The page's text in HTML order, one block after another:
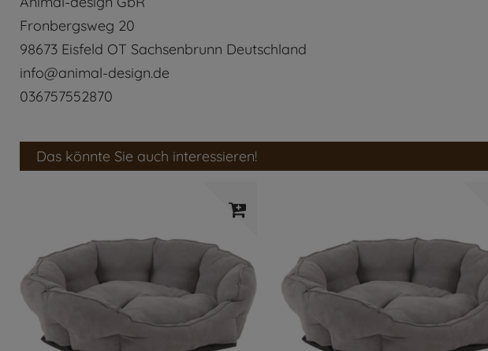
Fronbergsweg 20
98673 Eisfeld OT Sachsenbrunn Deutschland
info@animal-design.de
036757552870
Das könnte Sie auch interessieren!